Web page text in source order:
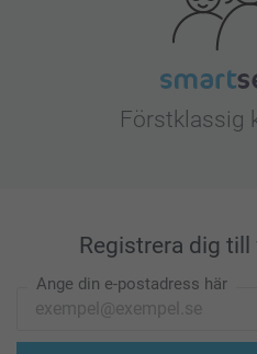
Förstklassig
Registrera dig
Ange din e-postadress här